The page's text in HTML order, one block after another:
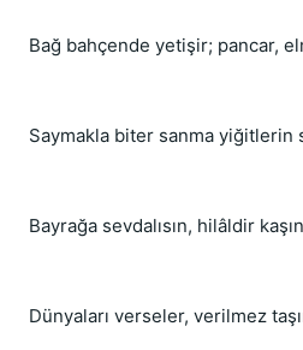
Bağ bahçende yetişir; pancar,
Saymakla biter sanma yiğitlerin
Bayrağa sevdalısın, hilâldir
Dünyaları verseler, verilmez